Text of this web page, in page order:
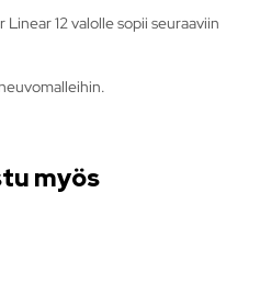
12 valolle sopii seuraaviin
myös